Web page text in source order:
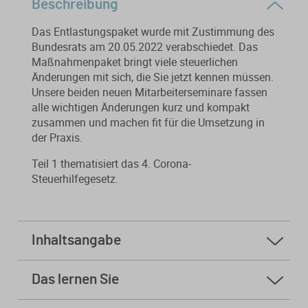
Der DWS StBVV-Rechner
unterstützt Sie bei der schnellen
und korrekten
Gebührenberechnung.
Erscheint in Kürze
Neuheiten
Von der Ausbildung bis zur
erfolgreichen Prüfung – entdecken
Sie unsere Ausbildungsbegleitung
für Steuerfachangestellte.
Erscheint in Kürze
Neuheiten
Sanierungsberatung
Wirtschaftsberatung
Existenzgründung
Alle Produkte
Aktuelles Programm
Beschreibung
Das Entlastungspaket wurde mit Zustimmung des
Bundesrats am 20.05.2022 verabschiedet. Das
Maßnahmenpaket bringt viele steuerlichen
Änderungen mit sich, die Sie jetzt kennen müssen.
Unsere beiden neuen Mitarbeiterseminare fassen
alle wichtigen Änderungen kurz und kompakt
zusammen und machen fit für die Umsetzung in
der Praxis.
Teil 1 thematisiert das 4. Corona-
Steuerhilfegesetz.
Inhaltsangabe
1. Verlängerung Steuerfreiheit Zuschuss
Das lernen Sie